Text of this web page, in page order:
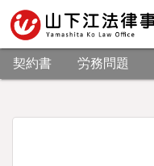
契約書 労務問題